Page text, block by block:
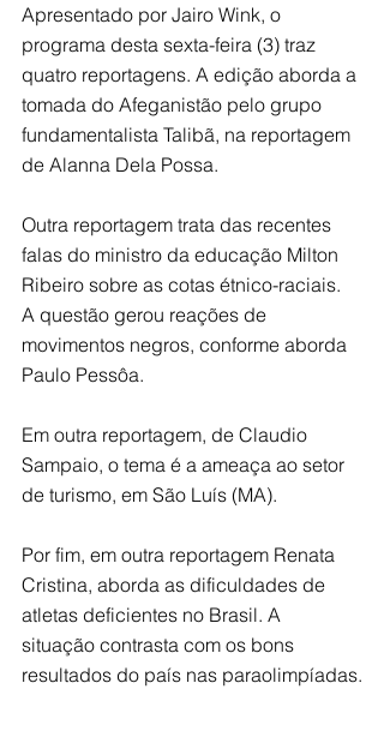
Apresentado por Jairo Wink, o
programa desta sexta-feira (3) traz
quatro reportagens. A edição aborda a
tomada do Afeganistão pelo grupo
fundamentalista Talibã, na reportagem
de Alanna Dela Possa.
Outra reportagem trata das recentes
falas do ministro da educação Milton
Ribeiro sobre as cotas étnico-raciais.
A questão gerou reações de
movimentos negros, conforme aborda
Paulo Pessôa.
Em outra reportagem, de Claudio
Sampaio, o tema é a ameaça ao setor
de turismo, em São Luís (MA).
Por fim, em outra reportagem Renata
Cristina, aborda as dificuldades de
atletas deficientes no Brasil. A
situação contrasta com os bons
resultados do país nas paraolimpíadas.